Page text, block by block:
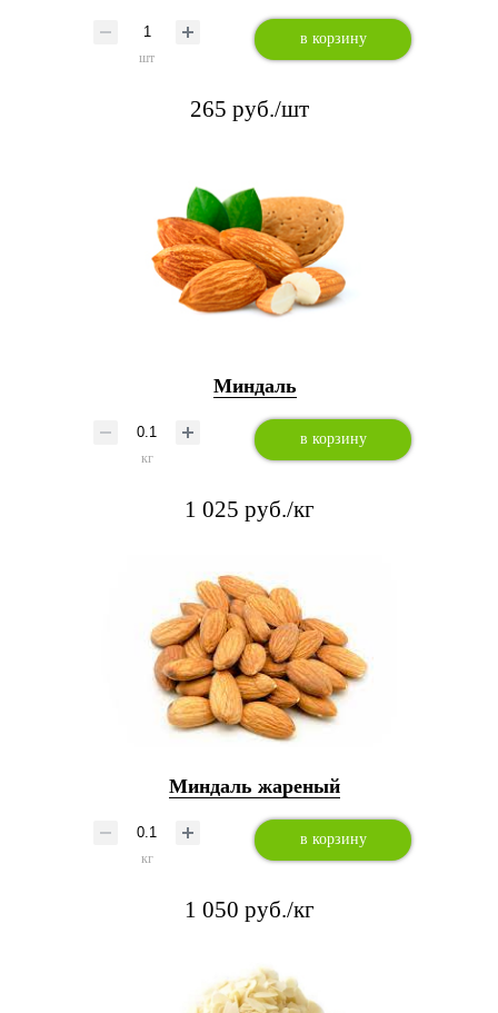
шт
в корзину
265 руб./шт
Миндаль
кг
в корзину
1 025 руб./кг
Миндаль жареный
кг
в корзину
1 050 руб./кг